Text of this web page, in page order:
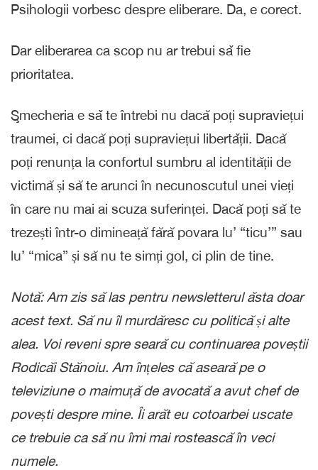
Psihologii vorbesc despre eliberare. Da, e corect.
Dar eliberarea ca scop nu ar trebui sǎ fie
prioritatea.
Şmecheria e sǎ te întrebi nu dacă poți supraviețui
traumei, ci dacă poți supraviețui libertǎții. Dacă
poți renunța la confortul sumbru al identității de
victimă și să te arunci în necunoscutul unei vieți
în care nu mai ai scuza suferinței. Dacă poți să te
trezești într-o dimineață fără povara lu’ “ticu’” sau
lu’ “mica” și să nu te simți gol, ci plin de tine.
Notă: Am zis să las pentru newsletterul ăsta doar
acest text. Să nu îl murdăresc cu politică și alte
alea. Voi reveni spre seară cu continuarea poveștii
Rodicăi Stănoiu. Am înțeles că aseară pe o
televiziune o maimuță de avocată a avut chef de
povești despre mine. Îi arăt eu cotoarbei uscate
ce trebuie ca să nu îmi mai rostească în veci
numele.